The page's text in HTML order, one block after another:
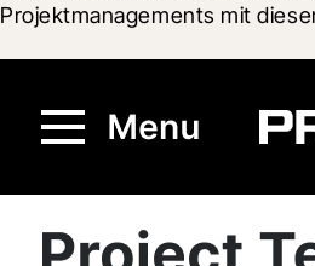
Projektmanagements mit